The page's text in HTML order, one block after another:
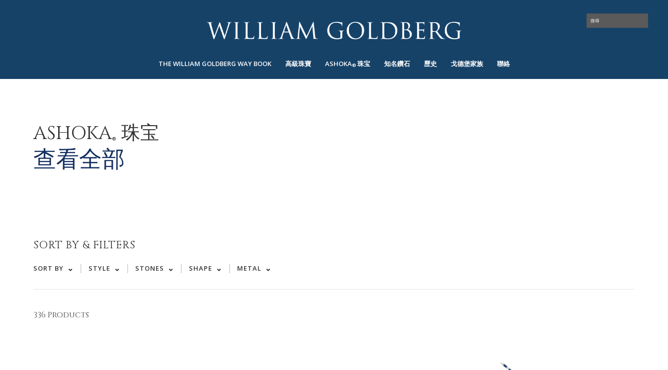
男戒
戒指
ASHOKA®
THE WILLIAM GOLDBERG WAY BOOK 高級珠寶 ASHOKA®珠宝 知名鑽石 歷史 戈德堡家族 聯絡
ASHOKA® 珠宝
查看全部
SORT BY & FILTERS
SORT BY | STYLE | STONES | SHAPE | METAL
336 Products